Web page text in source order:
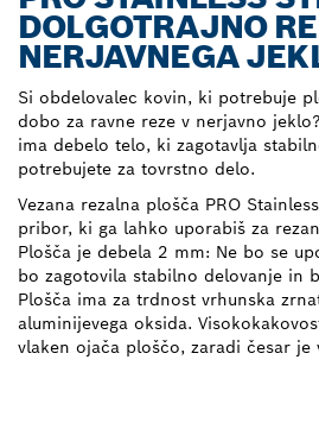
DOLGOTRAJNO
NERJAVNEGA
Si obdelovalec kovin, ki potrebuje
dobo za ravne reze v nerjavno
ima debelo telo, ki zagotavlja
potrebujete za tovrstno delo.
Vezana rezalna plošča PRO
pribor, ki ga lahko uporabiš za
Plošča je debela 2 mm: Ne bo se
bo zagotovila stabilno delovanje in
Plošča ima za trdnost vrhunska
aluminijevega oksida.
vlaken ojača ploščo, zaradi česar je